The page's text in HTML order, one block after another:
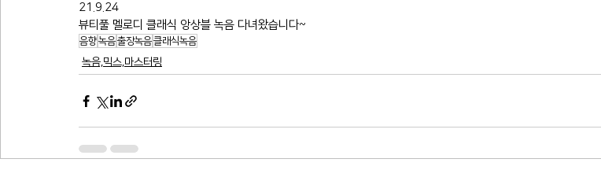
21.9.24
뷰티풀 멜로디 클래식 앙상블 녹음 다녀왔습니다~
음향녹음출장녹음클래식녹음
녹음,믹스,마스터링